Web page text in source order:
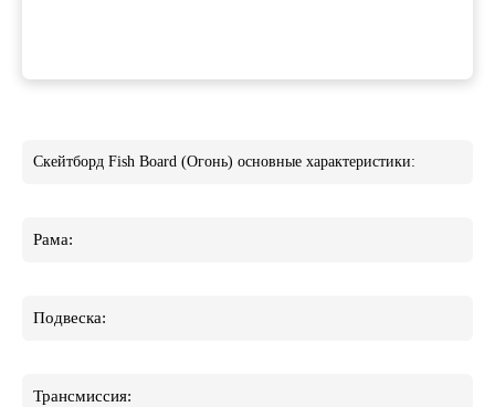
Скейтборд Fish Board (Огонь) основные характеристики:
Рама:
Подвеска:
Трансмиссия: